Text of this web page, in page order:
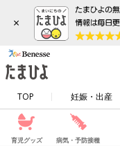
×
TOP 妊娠・出産
育児グッズ 病気・予防接種